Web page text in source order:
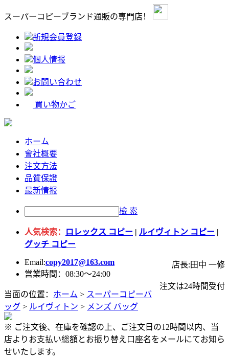
スーパーコピーブランド通販の専門店！
新規会員登録
個人情报
お問い合わせ
買い物かご
ホーム
會社概要
注文方法
品質保證
最新情报
檢 索
人気検索： ロレックス コピー | ルイヴィトン コピー |
グッチ コピー
Email:copy2017@163.com
店長:田中 一修
営業時間：08:30～24:00
注文は24時間受付
当面の位置： ホーム > スーパーコピーバ
ッグ > ルイヴィトン > メンズ バッグ
※ ご注文後、在庫を確認の上、ご注文日の12時間以内、当
店よりお支払い総額とお振り替え口座名をメールにてお知ら
せいたします。